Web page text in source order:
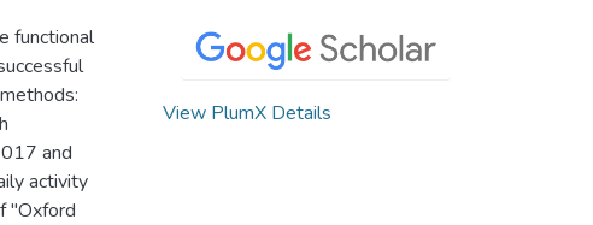
functional
and
activity
"Oxford
View PlumX Details